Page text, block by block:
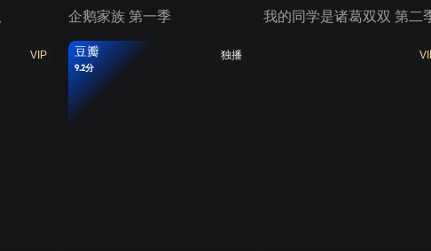
企鹅家族 第一季 我的同学是诸葛双双 第二
VIP 独播
豆瓣
9.2分